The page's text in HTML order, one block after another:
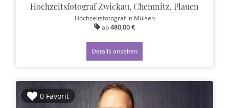
Hochzeitsfotograf Zwickau, Chemnitz, Plauen
Hochzeitsfotografin Mülsen
ab480,00 €
Details ansehen
0 Favorit